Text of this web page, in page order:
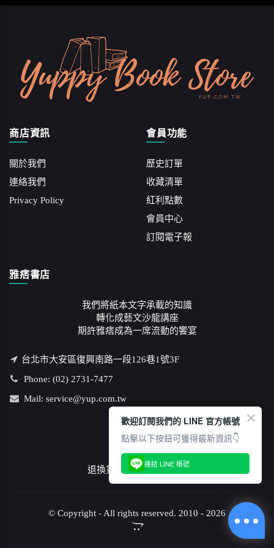
商店資訊
關於我們
連絡我們
Privacy Policy
會員功能
歷史訂單
收藏清單
紅利點數
會員中心
訂閱電子報
雅痞書店
我們將紙本文字承載的知識
轉化成藝文沙龍講座
期許雅痞成為一席流動的饗宴
台北市大安區復興南路一段126巷1號3F
Phone: (02) 2731-7477
Mail: service@yup.com.tw
退換貨說明/隱私權政策
© Copyright - All rights reserved. 2010 - 2026
歡迎訂閱我們的 LINE 官方帳號
點擊以下按鈕可獲得最新資訊👇
連結 LINE 帳號